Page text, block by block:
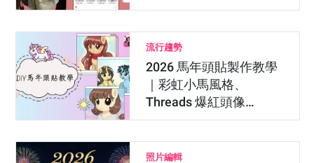
流行趨勢
2026 馬年頭貼製作教學
｜彩虹小馬風格、
Threads 爆紅頭像…
照片編輯